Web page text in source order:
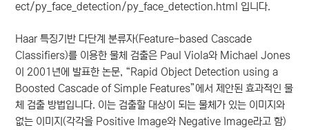
ect/py_face_detection/py_face_detection.html 입니다.
Haar 특징기반 다단계 분류자(Feature-based Cascade
Classifiers)를 이용한 물체 검출은 Paul Viola와 Michael Jones
이 2001년에 발표한 논문, “Rapid Object Detection using a
Boosted Cascade of Simple Features”에서 제안된 효과적인 물
체 검출 방법입니다. 이는 검출할 대상이 되는 물체가 있는 이미지와
없는 이미지(각각을 Positive Image와 Negative Image라고 함)